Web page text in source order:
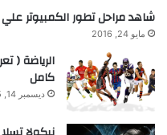
شاهد مراحل تطور الكمبيوتر علي
مايو 24, 2016
الرياضة (
كامل
ديسمبر 14, 2015